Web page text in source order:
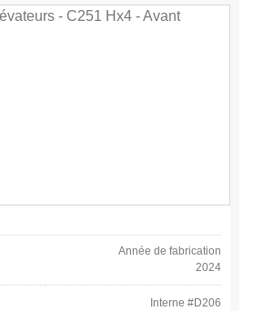
Année de fabrication
2024
Interne #D206